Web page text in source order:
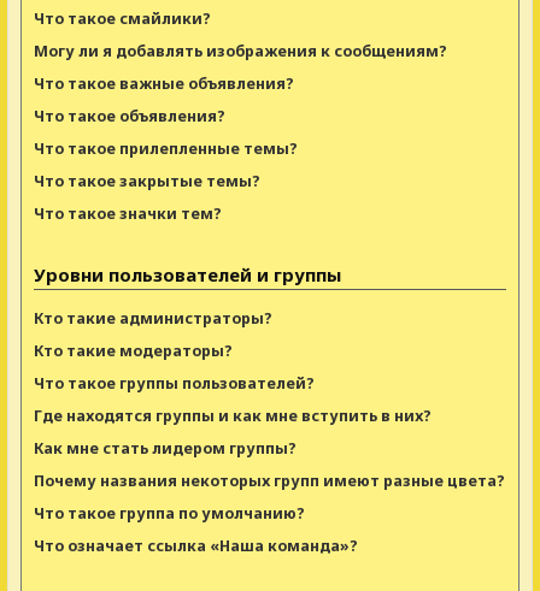
Что такое смайлики?
Могу ли я добавлять изображения к сообщениям?
Что такое важные объявления?
Что такое объявления?
Что такое прилепленные темы?
Что такое закрытые темы?
Что такое значки тем?
Уровни пользователей и группы
Кто такие администраторы?
Кто такие модераторы?
Что такое группы пользователей?
Где находятся группы и как мне вступить в них?
Как мне стать лидером группы?
Почему названия некоторых групп имеют разные цвета?
Что такое группа по умолчанию?
Что означает ссылка «Наша команда»?